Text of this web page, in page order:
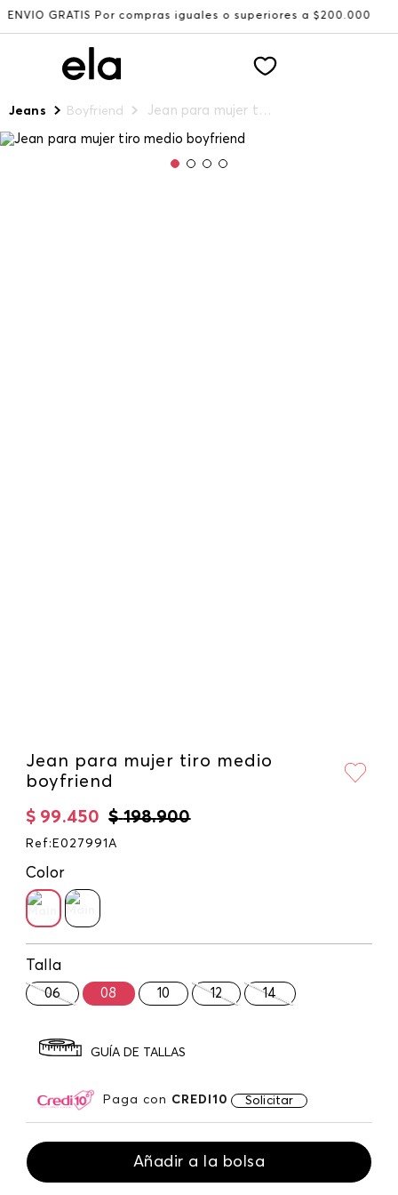
Por compras iguales o superiores a $200.000 Recibe:
Jeans Boyfriend Jean para mujer tiro medio boyfriend
Jean para mujer tiro medio
boyfriend
$ 198.900
$ 99.450
Ref : E027991A
Color
Talla
06 08 10 12 14
GUÍA DE TALLAS
Paga con CREDI10 Solicitar
Añadir a la bolsa